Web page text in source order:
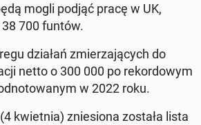
mogli podjąć pracę w UK,
38 700 funtów.
działań zmie­rza­ją­cych do
netto o 300 000 po re­kor­do­wym
w 2022 roku.
kwiet­nia) znie­sio­na została lista